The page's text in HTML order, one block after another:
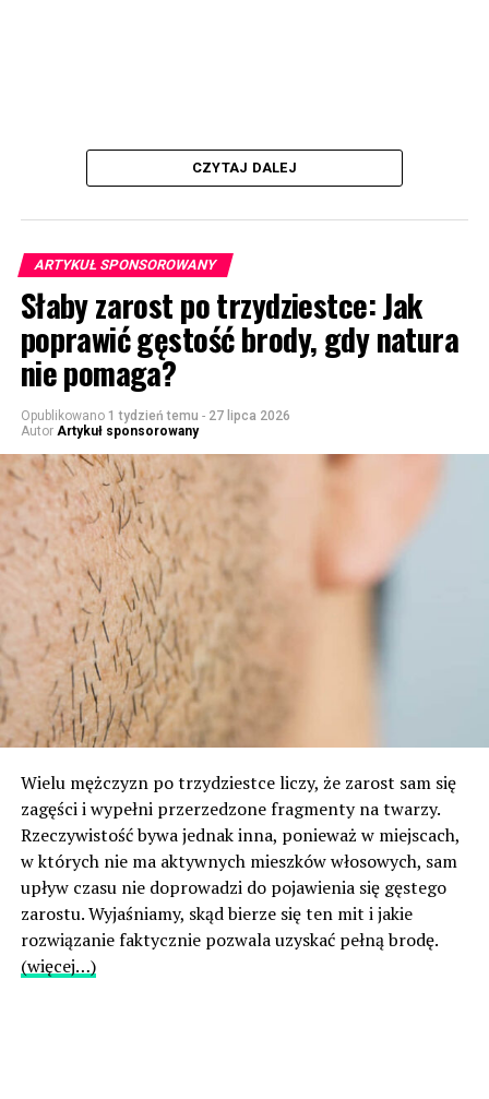
CZYTAJ DALEJ
ARTYKUŁ SPONSOROWANY
Słaby zarost po trzydziestce: Jak
poprawić gęstość brody, gdy natura
nie pomaga?
Opublikowano 1 tydzień temu - 27 lipca 2026
Autor Artykuł sponsorowany
Wielu mężczyzn po trzydziestce liczy, że zarost sam się
zagęści i wypełni przerzedzone fragmenty na twarzy.
Rzeczywistość bywa jednak inna, ponieważ w miejscach,
w których nie ma aktywnych mieszków włosowych, sam
upływ czasu nie doprowadzi do pojawienia się gęstego
zarostu. Wyjaśniamy, skąd bierze się ten mit i jakie
rozwiązanie faktycznie pozwala uzyskać pełną brodę.
(więcej…)